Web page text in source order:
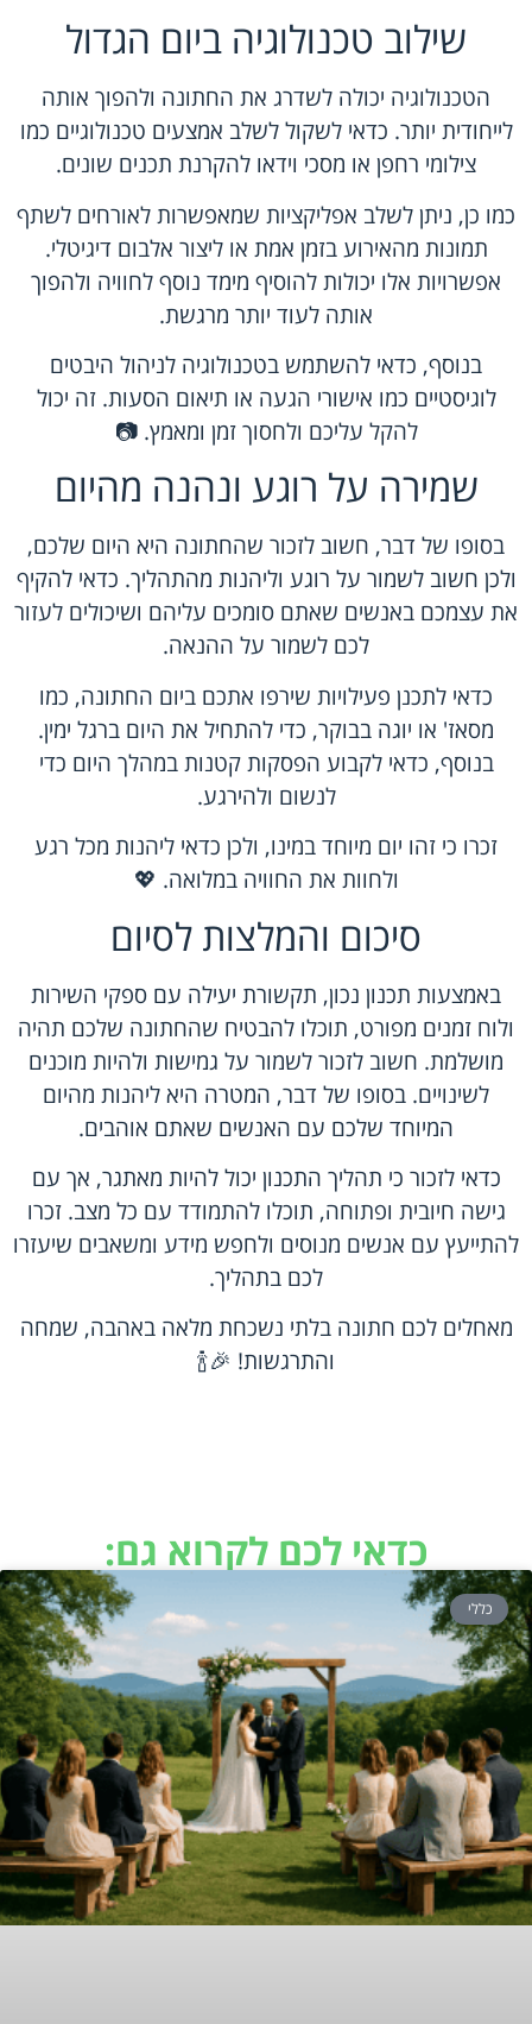
שילוב טכנולוגיה ביום הגדול
הטכנולוגיה יכולה לשדרג את החתונה ולהפוך אותה
לייחודית יותר. כדאי לשקול לשלב אמצעים טכנולוגיים כמו
צילומי רחפן או מסכי וידאו להקרנת תכנים שונים.
כמו כן, ניתן לשלב אפליקציות שמאפשרות לאורחים לשתף
תמונות מהאירוע בזמן אמת או ליצור אלבום דיגיטלי.
אפשרויות אלו יכולות להוסיף מימד נוסף לחוויה ולהפוך
אותה לעוד יותר מרגשת.
בנוסף, כדאי להשתמש בטכנולוגיה לניהול היבטים
לוגיסטיים כמו אישורי הגעה או תיאום הסעות. זה יכול
להקל עליכם ולחסוך זמן ומאמץ. 📷
שמירה על רוגע ונהנה מהיום
בסופו של דבר, חשוב לזכור שהחתונה היא היום שלכם,
ולכן חשוב לשמור על רוגע וליהנות מהתהליך. כדאי להקיף
את עצמכם באנשים שאתם סומכים עליהם ושיכולים לעזור
לכם לשמור על ההנאה.
כדאי לתכנן פעילויות שירפו אתכם ביום החתונה, כמו
מסאז' או יוגה בבוקר, כדי להתחיל את היום ברגל ימין.
בנוסף, כדאי לקבוע הפסקות קטנות במהלך היום כדי
לנשום ולהירגע.
זכרו כי זהו יום מיוחד במינו, ולכן כדאי ליהנות מכל רגע
ולחוות את החוויה במלואה. 💖
סיכום והמלצות לסיום
באמצעות תכנון נכון, תקשורת יעילה עם ספקי השירות
ולוח זמנים מפורט, תוכלו להבטיח שהחתונה שלכם תהיה
מושלמת. חשוב לזכור לשמור על גמישות ולהיות מוכנים
לשינויים. בסופו של דבר, המטרה היא ליהנות מהיום
המיוחד שלכם עם האנשים שאתם אוהבים.
כדאי לזכור כי תהליך התכנון יכול להיות מאתגר, אך עם
גישה חיובית ופתוחה, תוכלו להתמודד עם כל מצב. זכרו
להתייעץ עם אנשים מנוסים ולחפש מידע ומשאבים שיעזרו
לכם בתהליך.
מאחלים לכם חתונה בלתי נשכחת מלאה באהבה, שמחה
והתרגשות! 🎉🍾
כדאי לכם לקרוא גם:
כללי